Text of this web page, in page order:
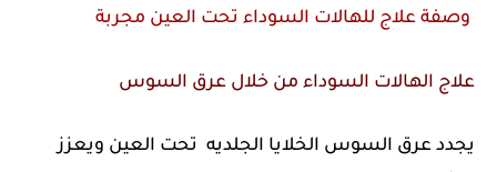
وصفة علاج للهالات السوداء تحت العين مجربة
علاج الهالات السوداء من خلال عرق السوس
يجدد عرق السوس الخلايا الجلديه تحت العين ويعزز